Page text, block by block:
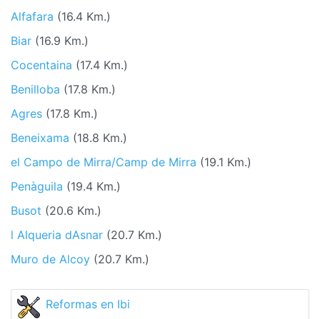
Alfafara (16.4 Km.)
Biar (16.9 Km.)
Cocentaina (17.4 Km.)
Benilloba (17.8 Km.)
Agres (17.8 Km.)
Beneixama (18.8 Km.)
el Campo de Mirra/Camp de Mirra (19.1 Km.)
Penàguila (19.4 Km.)
Busot (20.6 Km.)
l Alqueria dAsnar (20.7 Km.)
Muro de Alcoy (20.7 Km.)
Reformas en Ibi